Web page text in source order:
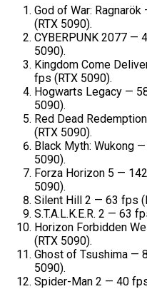
God of War:
(RTX 5090).
CYBERPUNK 2077 —
5090).
Kingdom Come
fps (RTX 5090).
Hogwarts Legacy —
5090).
Red Dead
(RTX 5090).
Black Myth: Wukong
5090).
Forza Horizon 5 —
5090).
Silent Hill 2 — 63 fps
S.T.A.L.K.E.R. 2 — 63
Horizon Forbidden
(RTX 5090).
Ghost of Tsushima —
5090).
Spider-Man 2 — 40